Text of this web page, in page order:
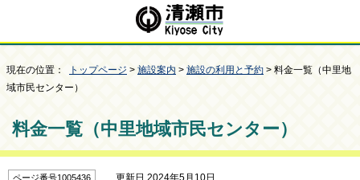
現在の位置： トップページ > 施設案内 > 施設の利用と予約 > 料金一覧（中里地
域市民センター）
料金一覧（中里地域市民センター）
ページ番号1005436 更新日 2024年5月10日